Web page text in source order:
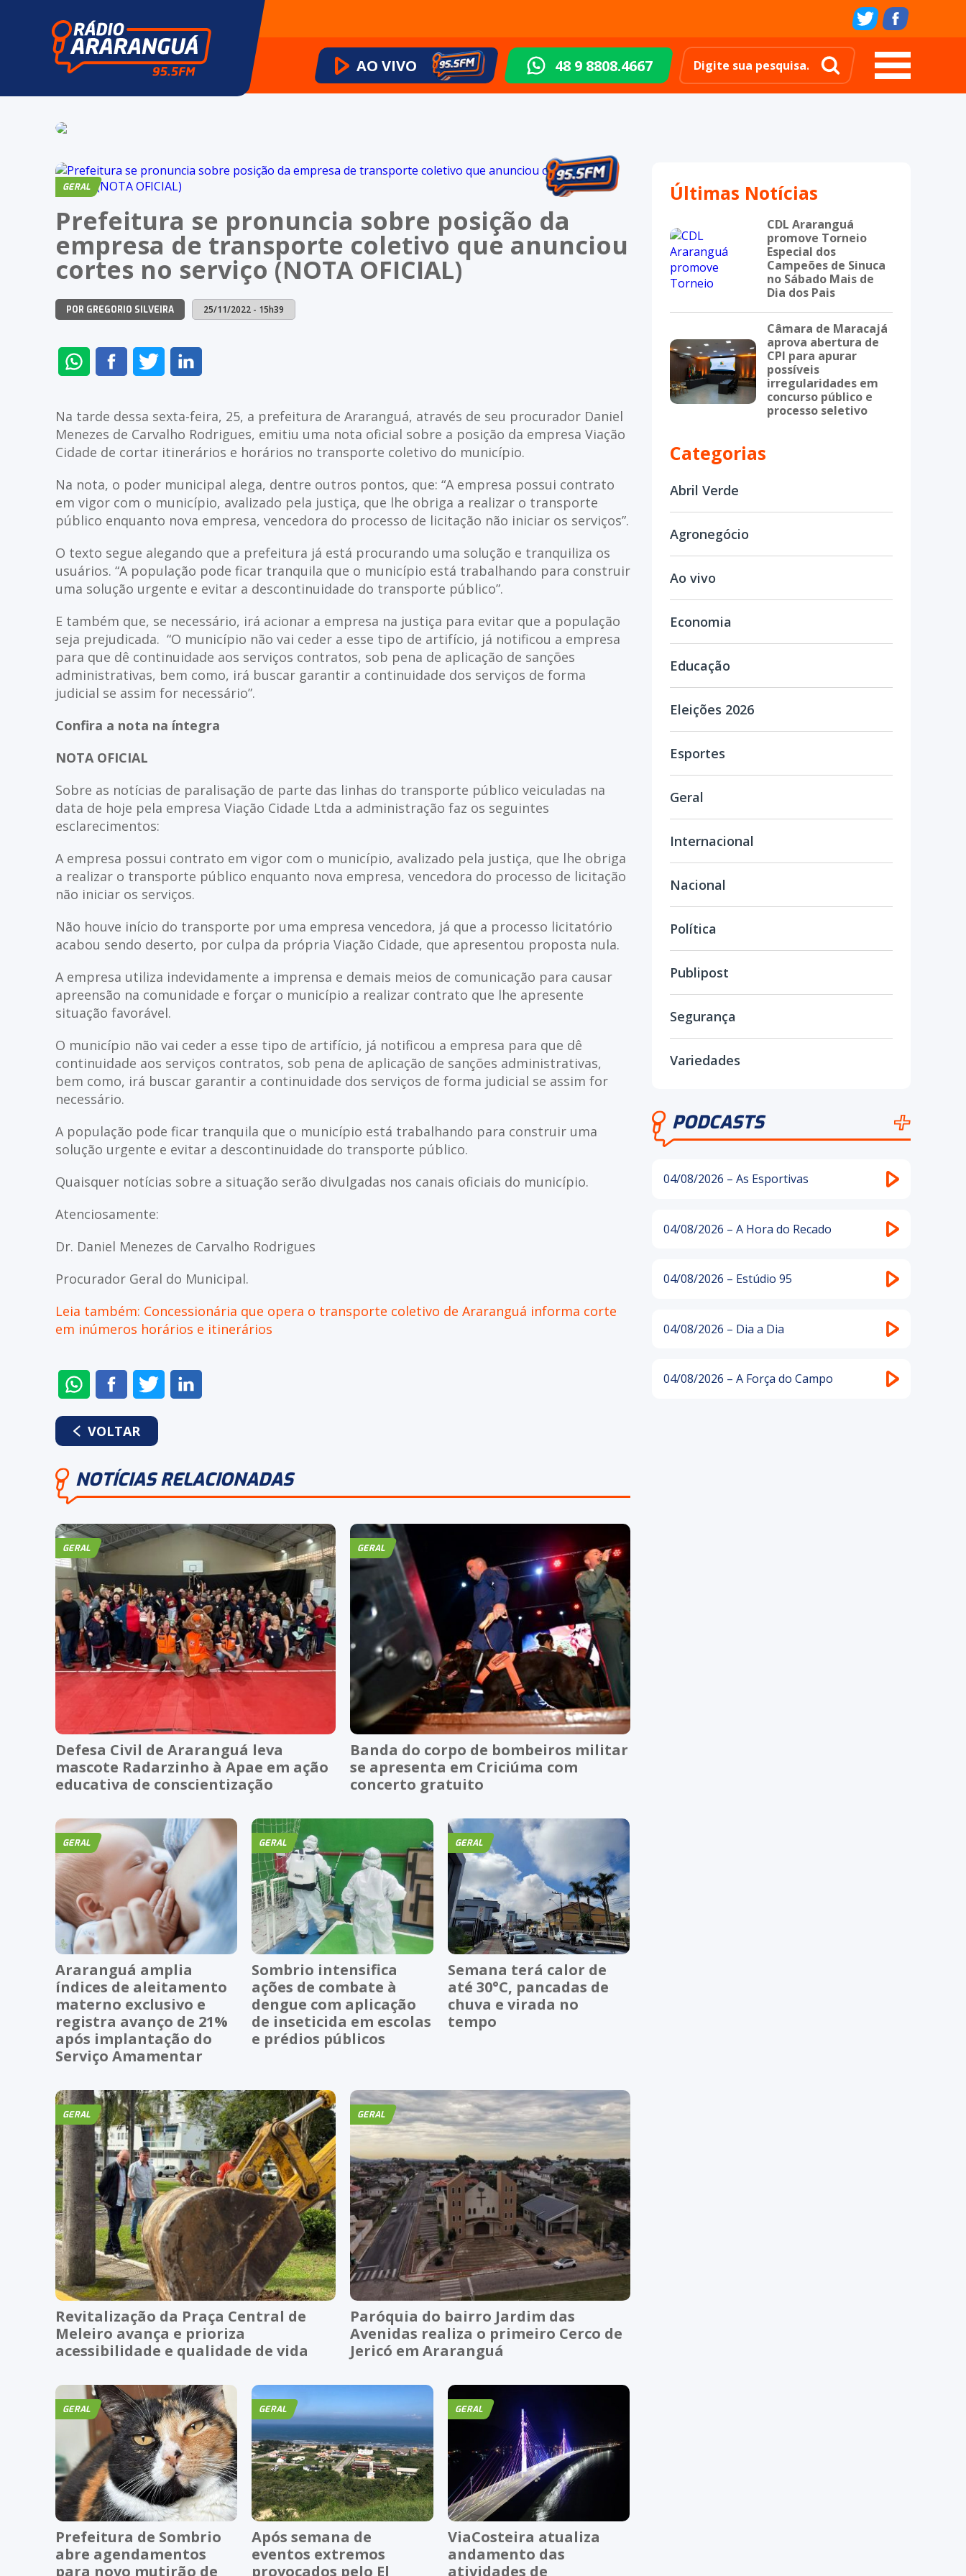
AO VIVO 48 9 8808.4667
GERAL
Prefeitura se pronuncia sobre posição da
empresa de transporte coletivo que anunciou
cortes no serviço (NOTA OFICIAL)
POR GREGORIO SILVEIRA 25/11/2022 - 15h39
ENVIAR
NO
COMPARTILHAR
NO
COMPARTILHAR
NO
Na tarde dessa sexta-feira, 25, a prefeitura de Araranguá, através de seu procurador Daniel
Menezes de Carvalho Rodrigues, emitiu uma nota oficial sobre a posição da empresa Viação
Cidade de cortar itinerários e horários no transporte coletivo do município.
Na nota, o poder municipal alega, dentre outros pontos, que: “A empresa possui contrato
em vigor com o município, avalizado pela justiça, que lhe obriga a realizar o transporte
público enquanto nova empresa, vencedora do processo de licitação não iniciar os serviços”.
O texto segue alegando que a prefeitura já está procurando uma solução e tranquiliza os
usuários. “A população pode ficar tranquila que o município está trabalhando para construir
uma solução urgente e evitar a descontinuidade do transporte público”.
E também que, se necessário, irá acionar a empresa na justiça para evitar que a população
seja prejudicada. “O município não vai ceder a esse tipo de artifício, já notificou a empresa
para que dê continuidade aos serviços contratos, sob pena de aplicação de sanções
administrativas, bem como, irá buscar garantir a continuidade dos serviços de forma
judicial se assim for necessário”.
Confira a nota na íntegra
NOTA OFICIAL
Sobre as notícias de paralisação de parte das linhas do transporte público veiculadas na
data de hoje pela empresa Viação Cidade Ltda a administração faz os seguintes
esclarecimentos:
A empresa possui contrato em vigor com o município, avalizado pela justiça, que lhe obriga
a realizar o transporte público enquanto nova empresa, vencedora do processo de licitação
não iniciar os serviços.
Não houve início do transporte por uma empresa vencedora, já que a processo licitatório
acabou sendo deserto, por culpa da própria Viação Cidade, que apresentou proposta nula.
A empresa utiliza indevidamente a imprensa e demais meios de comunicação para causar
apreensão na comunidade e forçar o município a realizar contrato que lhe apresente
situação favorável.
O município não vai ceder a esse tipo de artifício, já notificou a empresa para que dê
continuidade aos serviços contratos, sob pena de aplicação de sanções administrativas,
bem como, irá buscar garantir a continuidade dos serviços de forma judicial se assim for
necessário.
A população pode ficar tranquila que o município está trabalhando para construir uma
solução urgente e evitar a descontinuidade do transporte público.
Quaisquer notícias sobre a situação serão divulgadas nos canais oficiais do município.
Atenciosamente:
Dr. Daniel Menezes de Carvalho Rodrigues
Procurador Geral do Municipal.
Leia também: Concessionária que opera o transporte coletivo de Araranguá informa corte
em inúmeros horários e itinerários
ENVIAR
NO
WHATSAPP
COMPARTILHAR
NO
FACEBOOK
COMPARTILHAR
NO
VOLTAR
NOTÍCIAS RELACIONADAS
GERAL
Defesa Civil de Araranguá leva
mascote Radarzinho à Apae em ação
educativa de conscientização
GERAL
Banda do corpo de bombeiros militar
se apresenta em Criciúma com
concerto gratuito
GERAL
Araranguá amplia
índices de aleitamento
materno exclusivo e
registra avanço de 21%
após implantação do
Serviço Amamentar
GERAL
Sombrio intensifica
ações de combate à
dengue com aplicação
de inseticida em escolas
e prédios públicos
GERAL
Semana terá calor de
até 30°C, pancadas de
chuva e virada no
tempo
GERAL
Revitalização da Praça Central de
Meleiro avança e prioriza
acessibilidade e qualidade de vida
GERAL
Paróquia do bairro Jardim das
Avenidas realiza o primeiro Cerco de
Jericó em Araranguá
GERAL
Prefeitura de Sombrio
abre agendamentos
para novo mutirão de
GERAL
Após semana de
eventos extremos
provocados pelo El
GERAL
ViaCosteira atualiza
andamento das
atividades de
Últimas Notícias
CDL Araranguá
promove Torneio
Especial dos
Campeões de Sinuca
no Sábado Mais de
Dia dos Pais
Câmara de Maracajá
aprova abertura de
CPI para apurar
possíveis
irregularidades em
concurso público e
processo seletivo
Categorias
Abril Verde
Agronegócio
Ao vivo
Economia
Educação
Eleições 2026
Esportes
Geral
Internacional
Nacional
Política
Publipost
Segurança
Variedades
PODCASTS
04/08/2026 – As Esportivas
04/08/2026 – A Hora do Recado
04/08/2026 – Estúdio 95
04/08/2026 – Dia a Dia
04/08/2026 – A Força do Campo